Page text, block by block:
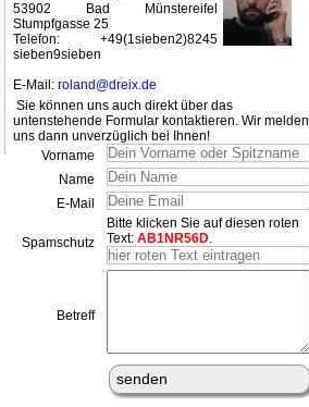
53902 Bad Münstereifel
Stumpfgasse 25
Telefon: +49(1sieben2)8245
sieben9sieben
E-Mail: roland@dreix.de
Sie können uns auch direkt über das
untenstehende Formular kontaktieren. Wir melden
uns dann unverzüglich bei Ihnen!
Vorname
Name
E-Mail
Spamschutz
Bitte klicken Sie auf diesen roten
Text: AB1NR56D.
Betreff